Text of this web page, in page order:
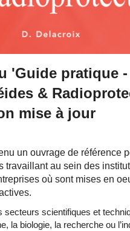
'Guide pratique -
&
mise à jour
un ouvrage de référence
travaillant au sein des
où sont mises en
secteurs scientifiques et
la biologie, la recherche ou